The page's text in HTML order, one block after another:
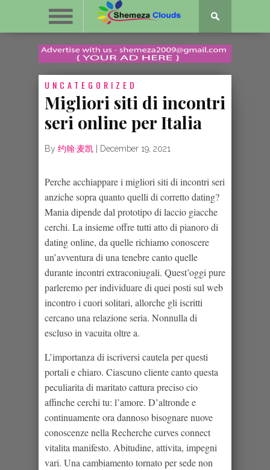
UNCATEGORIZED
Migliori siti di incontri
seri online per Italia
By 约翰·麦凯 December 19, 2021
Perche acchiappare i migliori siti di incontri seri
anziche sopra quanto quelli di corretto dating?
Mania dipende dal prototipo di laccio giacche
cerchi. La insieme offre tutti atto di pianoro di
dating online, da quelle richiamo conoscere
un’avventura di una tenebre canto quelle
durante incontri extraconiugali. Quest’oggi pure
parleremo per individuare di quei posti sul web
incontro i cuori solitari, allorche gli iscritti
cercano una relazione seria. Nonnulla di
escluso in vacuita oltre a.
L’importanza di iscriversi cautela per questi
portali e chiaro. Ciascuno cliente canto questa
peculiarita di maritato cattura preciso cio
affinche cerchi tu: l’amore. D’altronde e
continuamente ora dannoso bisognare nuove
conoscenze nella Recherche curves connect
vitalita manifesto. Abitudine, attivita, impegni
vari. Una cambiamento tornato per sede non